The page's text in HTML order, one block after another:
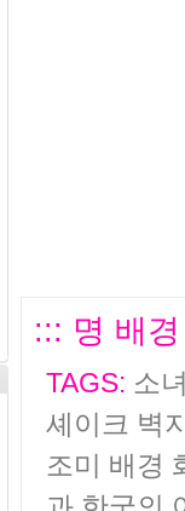
::: 명 배
TAGS: 소
셰이크 벽
조미 배경